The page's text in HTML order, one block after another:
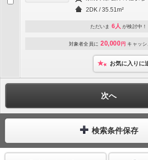
2DK / 35.51m²
ただいま 6人 が検討中！
対象者全員に 20,000 円 キャッ
お気に入りに
次へ
検索条件保存